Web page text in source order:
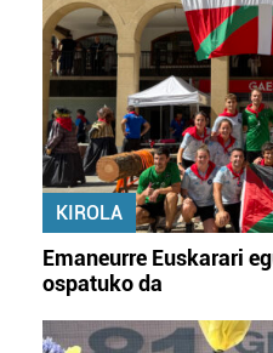
KIROLA
Emaneurre Euskarari
ospatuko da